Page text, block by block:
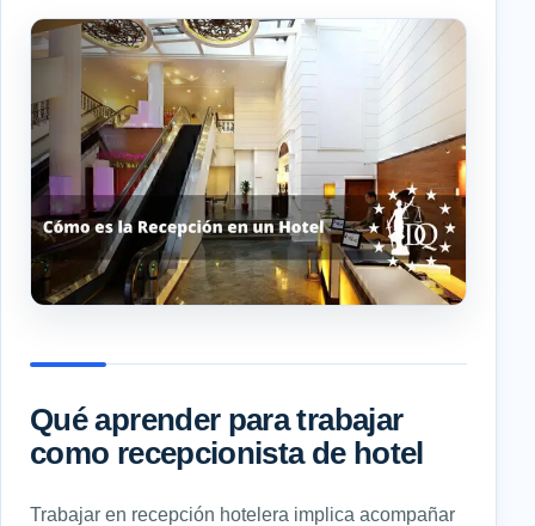
Qué aprender para trabajar
como recepcionista de hotel
Trabajar en recepción hotelera implica acompañar